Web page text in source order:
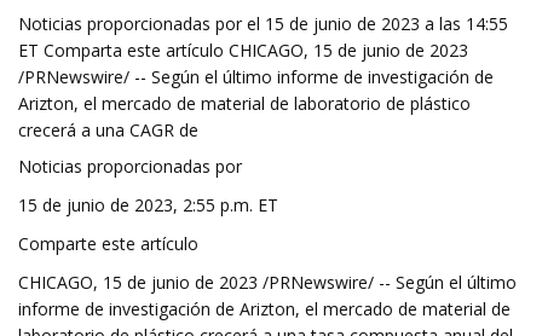
Noticias proporcionadas por el 15 de junio de 2023 a las 14:55
ET Comparta este artículo CHICAGO, 15 de junio de 2023
/PRNewswire/ -- Según el último informe de investigación de
Arizton, el mercado de material de laboratorio de plástico
crecerá a una CAGR de
Noticias proporcionadas por
15 de junio de 2023, 2:55 p.m. ET
Comparte este artículo
CHICAGO, 15 de junio de 2023 /PRNewswire/ -- Según el último
informe de investigación de Arizton, el mercado de material de